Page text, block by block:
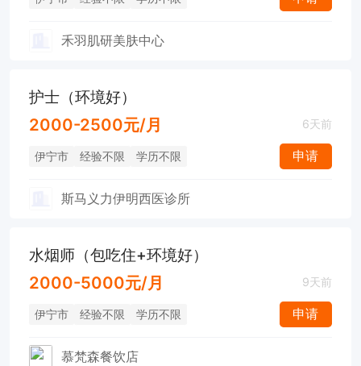
禾羽肌研美肤中心
护士（环境好）
2000-2500元/月 6天前
伊宁市 经验不限 学历不限 申请
斯马义力伊明西医诊所
水烟师（包吃住+环境好）
2000-5000元/月 9天前
伊宁市 经验不限 学历不限 申请
慕梵森餐饮店